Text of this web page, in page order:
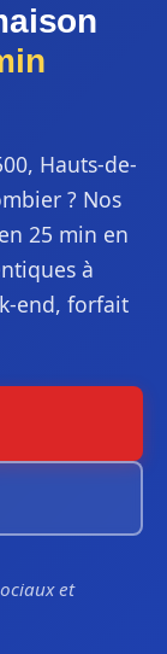
Hauts-de-
? Nos
25 min en
à
end, forfait
et